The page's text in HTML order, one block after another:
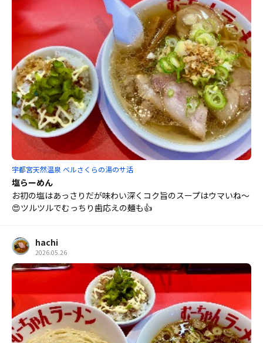
宇都宮天然温泉 ベルさくらの湯のサ活
塩らーめん
お初の塩はあっさりだが味わい深くコク旨のスープはウマいね〜
😍ツルツルでむっちり歯応えの麺も👍
hachi
2026.05.26